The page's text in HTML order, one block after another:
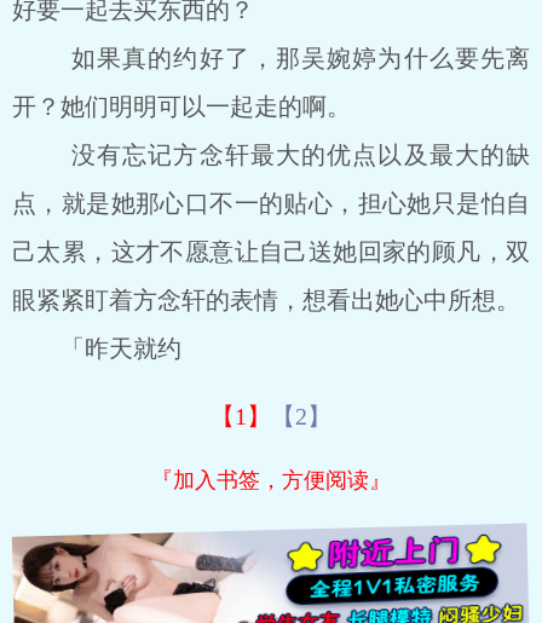
好要一起去买东西的？
如果真的约好了，那吴婉婷为什么要先离
开？她们明明可以一起走的啊。
没有忘记方念轩最大的优点以及最大的缺
点，就是她那心口不一的贴心，担心她只是怕自
己太累，这才不愿意让自己送她回家的顾凡，双
眼紧紧盯着方念轩的表情，想看出她心中所想。
「昨天就约
【1】 【2】
『加入书签，方便阅读』